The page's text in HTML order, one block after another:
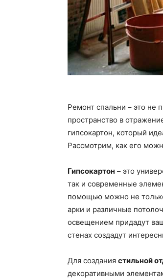
Ремонт спальни – это не
пространство в
гипсокартон, который
Рассмотрим, как его
Гипсокартон – это
так и современные
помощью можно не
арки и различные
освещением придадут
стенах создадут
Для создания стильной
декоративными